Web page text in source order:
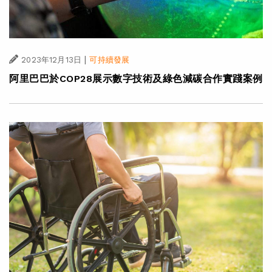
2023年12月13日 | 可持續發展
阿里巴巴於COP28展示數字技術及綠色減碳合作實踐案例